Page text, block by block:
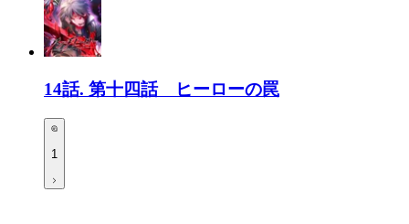
14話. 第十四話 ヒーローの罠
1